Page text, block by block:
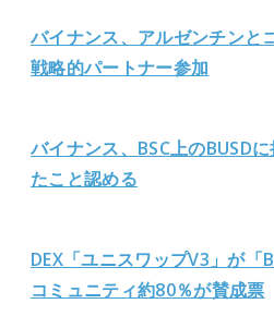
バイナンス、アルゼンチンと
戦略的パートナー参加
バイナンス、BSC上のBUSD
たこと認める
DEX「ユニスワップV3」が「
コミュニティ約80％が賛成票